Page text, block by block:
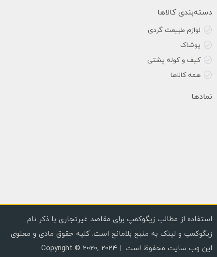
دسته‌بندی کالاها
لوازم طبیعت گردی
پوشاک
کیف و کوله پشتی
همه کالاها
نمادها
استفاده از مطالب زیگوکمپ برای مقاصد غیرتجاری با ذکر نام
زیگوکمپ و لینک به منبع بلامانع است. کلیه حقوق مادی و معنوی
این وب سایت محفوظ است. | Copyright © 2020, 2024